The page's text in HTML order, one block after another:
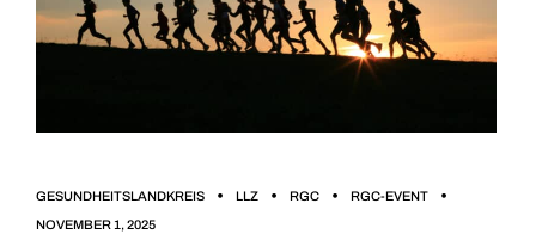
GESUNDHEITSLANDKREIS LLZ RGC
RGC-EVENT
NOVEMBER 1, 2025